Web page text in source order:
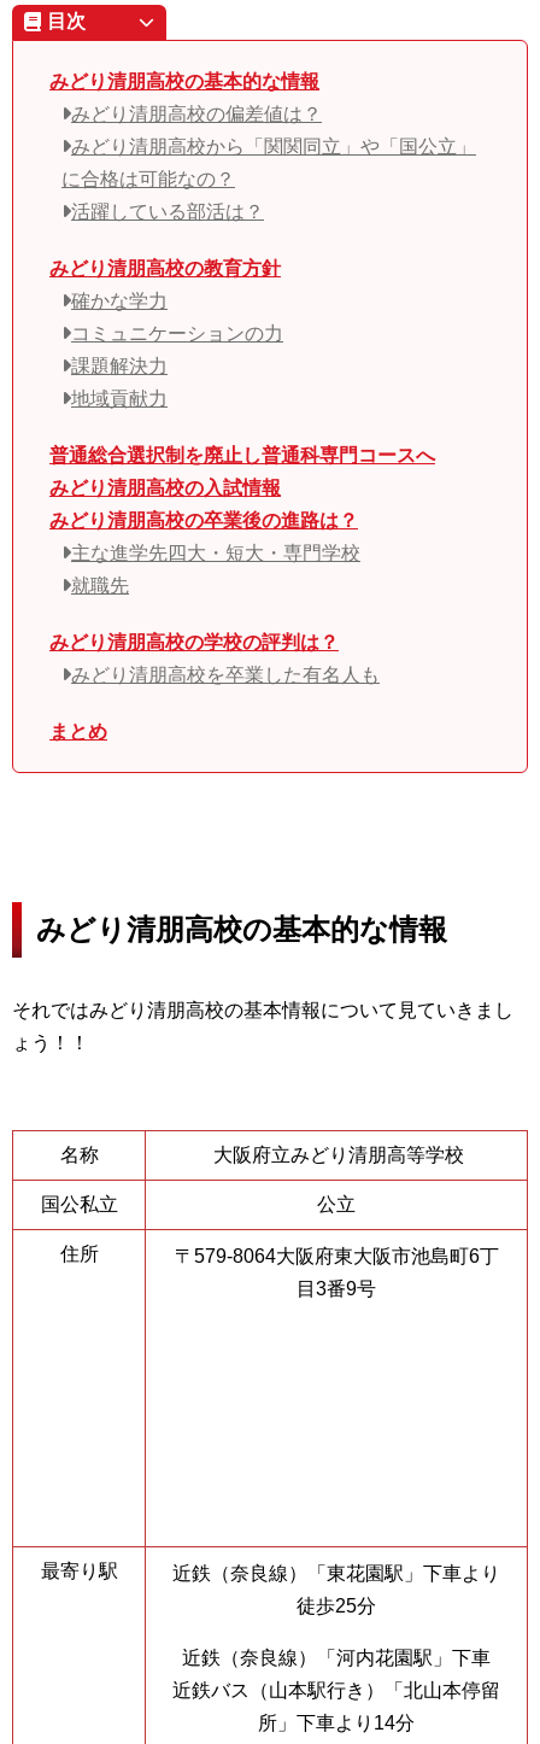
目次
みどり清朋高校の基本的な情報
みどり清朋高校の偏差値は？
みどり清朋高校から「関関同立」や「国公立」
に合格は可能なの？
活躍している部活は？
みどり清朋高校の教育方針
確かな学力
コミュニケーションの力
課題解決力
地域貢献力
普通総合選択制を廃止し普通科専門コースへ
みどり清朋高校の入試情報
みどり清朋高校の卒業後の進路は？
主な進学先四大・短大・専門学校
就職先
みどり清朋高校の学校の評判は？
みどり清朋高校を卒業した有名人も
まとめ
みどり清朋高校の基本的な情報
それではみどり清朋高校の基本情報について見ていきまし
ょう！！
名称 大阪府立みどり清朋高等学校
国公私立 公立
住所
〒579-8064大阪府東大阪市池島町6丁
目3番9号
最寄り駅
近鉄（奈良線）「東花園駅」下車より
徒歩25分
近鉄（奈良線）「河内花園駅」下車
近鉄バス（山本駅行き）「北山本停留
所」下車より14分